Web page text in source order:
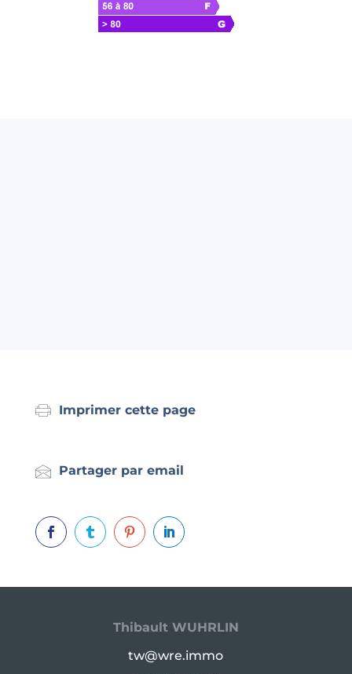
Imprimer cette page
Partager par email
   
Thibault WUHRLIN
tw@wre.immo